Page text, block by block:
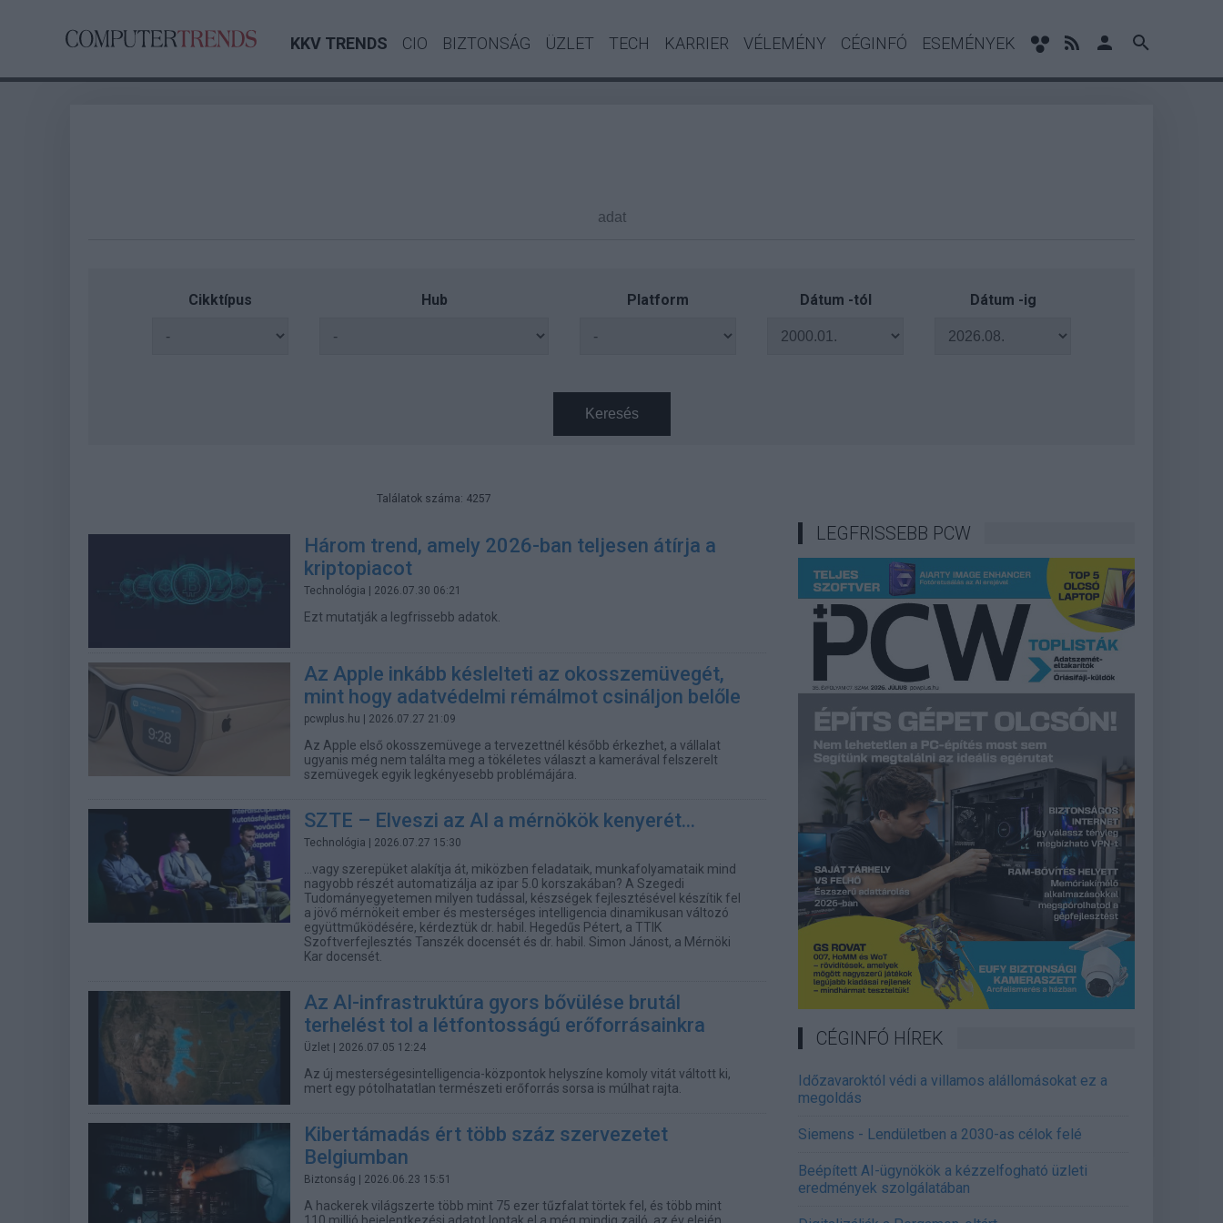
KKV TRENDS CIO BIZTONSÁG ÜZLET TECH KARRIER VÉLEMÉNY CÉGINFÓ ESEMÉNYEK
Cikktípus Hub Platform Dátum -tól Dátum -ig
Keresés
Találatok száma: 4257
Három trend, amely 2026-ban teljesen átírja a
kriptopiacot
Technológia | 2026.07.30 06:21
Ezt mutatják a legfrissebb adatok.
Az Apple inkább késlelteti az okosszemüvegét,
mint hogy adatvédelmi rémálmot csináljon belőle
pcwplus.hu | 2026.07.27 21:09
Az Apple első okosszemüvege a tervezettnél később érkezhet, a vállalat
ugyanis még nem találta meg a tökéletes választ a kamerával felszerelt
szemüvegek egyik legkényesebb problémájára.
SZTE – Elveszi az AI a mérnökök kenyerét...
Technológia | 2026.07.27 15:30
...vagy szerepüket alakítja át, miközben feladataik, munkafolyamataik mind
nagyobb részét automatizálja az ipar 5.0 korszakában? A Szegedi
Tudományegyetemen milyen tudással, készségek fejlesztésével készítik fel
a jövő mérnökeit ember és mesterséges intelligencia dinamikusan változó
együttműködésére, kérdeztük dr. habil. Hegedűs Pétert, a TTIK
Szoftverfejlesztés Tanszék docensét és dr. habil. Simon Jánost, a Mérnöki
Kar docensét.
Az AI-infrastruktúra gyors bővülése brutál
terhelést tol a létfontosságú erőforrásainkra
Üzlet | 2026.07.05 12:24
Az új mesterségesintelligencia-központok helyszíne komoly vitát váltott ki,
mert egy pótolhatatlan természeti erőforrás sorsa is múlhat rajta.
Kibertámadás ért több száz szervezetet
Belgiumban
Biztonság | 2026.06.23 15:51
A hackerek világszerte több mint 75 ezer tűzfalat törtek fel, és több mint
LEGFRISSEBB PCW
CÉGINFÓ HÍREK
Időzavaroktól védi a villamos alállomásokat ez a
megoldás
Siemens - Lendületben a 2030-as célok felé
Beépített AI-ügynökök a kézzelfogható üzleti
eredmények szolgálatában